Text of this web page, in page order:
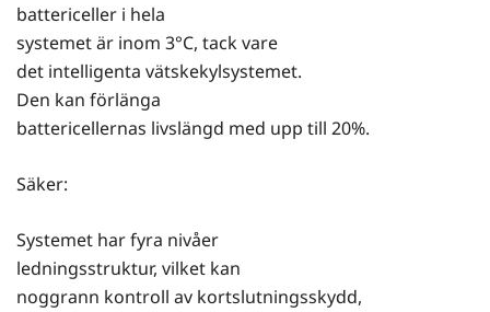
battericeller i hela
systemet är inom 3°C, tack vare
det intelligenta vätskekylsystemet.
Den kan förlänga
battericellernas livslängd med upp till 20%.
Säker:
Systemet har fyra nivåer
ledningsstruktur, vilket kan
noggrann kontroll av kortslutningsskydd,